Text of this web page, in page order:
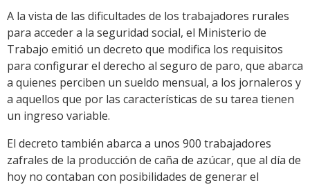
A la vista de las dificultades de los trabajadores rurales
para acceder a la seguridad social, el Ministerio de
Trabajo emitió un decreto que modifica los requisitos
para configurar el derecho al seguro de paro, que abarca
a quienes perciben un sueldo mensual, a los jornaleros y
a aquellos que por las características de su tarea tienen
un ingreso variable.
El decreto también abarca a unos 900 trabajadores
zafrales de la producción de caña de azúcar, que al día de
hoy no contaban con posibilidades de generar el